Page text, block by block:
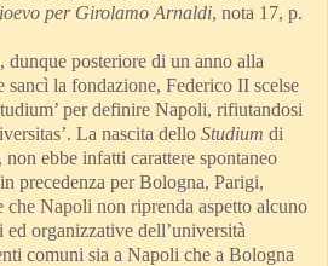
per Girolamo Arnaldi, nota 17, p.
posteriore di un anno alla
sancì la fondazione, Federico II scelse
per definire Napoli, rifiutandosi
La nascita dello Studium di
ebbe infatti carattere spontaneo
precedenza per Bologna, Parigi,
Napoli non riprenda aspetto alcuno
organizzative dell’università
comuni sia a Napoli che a Bologna